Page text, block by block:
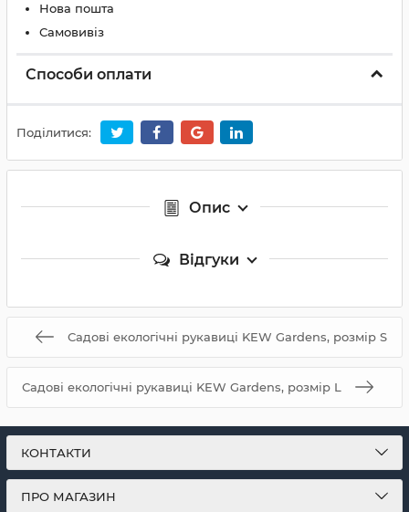
Нова пошта
Самовивіз
Способи оплати
Поділитися:
Опис
Відгуки
Садові екологічні рукавиці KEW Gardens, розмір S
Садові екологічні рукавиці KEW Gardens, розмір L
КОНТАКТИ
ПРО МАГАЗИН